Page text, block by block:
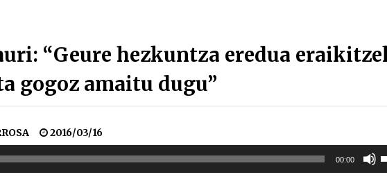
“Geure hezkuntza eredua
gogoz amaitu dugu”
2016/03/16
00:00